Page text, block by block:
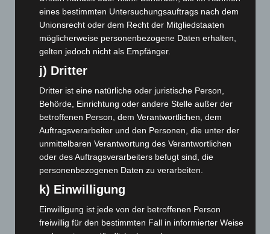
Oktober 2025(112)
September 2025 (93)
August 2025
(90)
Juli 2025(90)
Mai 2025(112)
April 2025(88)
März 2025(111)
Februar 2025 (96)
Januar 2025(88)
Dezember 2024(89)
November 2024 (94)
Oktober 2024(93)
eines bestimmten Untersuchungsauftrags nach dem
Unionsrecht oder dem Recht der Mitgliedstaaten
möglicherweise personenbezogene Daten erhalten,
gelten jedoch nicht als Empfänger.
j) Dritter
Dritter ist eine natürliche oder juristische Person,
Behörde, Einrichtung oder andere Stelle außer der
betroffenen Person, dem Verantwortlichen, dem
Auftragsverarbeiter und den Personen, die unter der
unmittelbaren Verantwortung des Verantwortlichen
oder des Auftragsverarbeiters befugt sind, die
personenbezogenen Daten zu verarbeiten.
k) Einwilligung
Einwilligung ist jede von der betroffenen Person
freiwillig für den bestimmten Fall in informierter Weise